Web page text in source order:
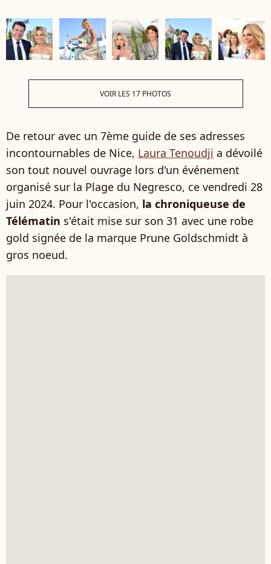
VOIR LES 17 PHOTOS
De retour avec un 7ème guide de ses adresses
incontournables de Nice, Laura Tenoudji a dévoilé
son tout nouvel ouvrage lors d'un événement
organisé sur la Plage du Negresco, ce vendredi 28
juin 2024. Pour l'occasion, la chroniqueuse de
Télématin s'était mise sur son 31 avec une robe
gold signée de la marque Prune Goldschmidt à
gros noeud.